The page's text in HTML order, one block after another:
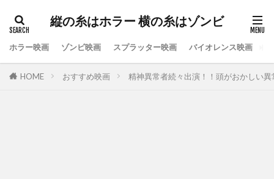
縦の糸はホラー 横の糸はゾンビ
ホラー映画 ゾンビ映画 スプラッター映画 バイオレンス映画
HOME おすすめ映画 精神異常者続々出演！！頭がおかしい